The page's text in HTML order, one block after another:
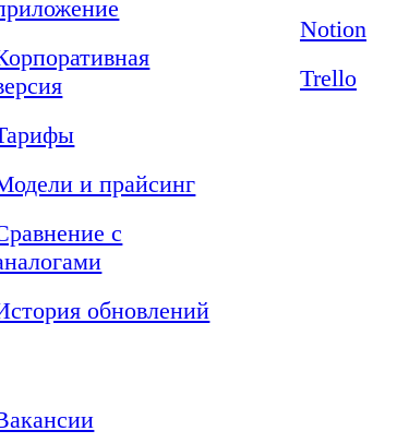
и прайсинг
с
обновлений
Notion
Trello